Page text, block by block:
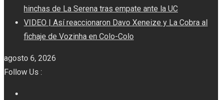
hinchas de La Serena tras empate ante la UC
VIDEO | Así reaccionaron Davo Xeneize y La Cobra al
fichaje de Vozinha en Colo-Colo
agosto 6, 2026
Follow Us :